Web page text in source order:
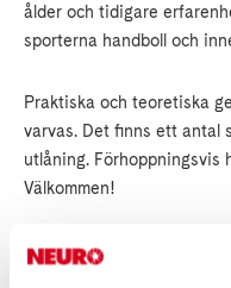
ålder och tidigare
sporterna handboll och
Praktiska och teoretiska
varvas. Det finns ett antal
utlåning.
Välkommen!
Dag: söndag 30 mars